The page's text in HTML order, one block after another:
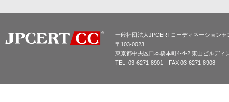
一般社団法人JPCERTコーディネーションセ
〒103-0023
東京都中央区日本橋本町4-4-2 東山ビルディ
TEL: 03-6271-8901 FAX 03-6271-8908